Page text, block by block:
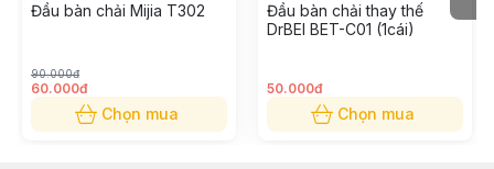
Đầu bàn chải Mijia T302
90.000đ
60.000đ
Chọn mua
Đầu bàn chải thay thế
DrBEI BET-C01 (1cái)
50.000đ
Chọn mua